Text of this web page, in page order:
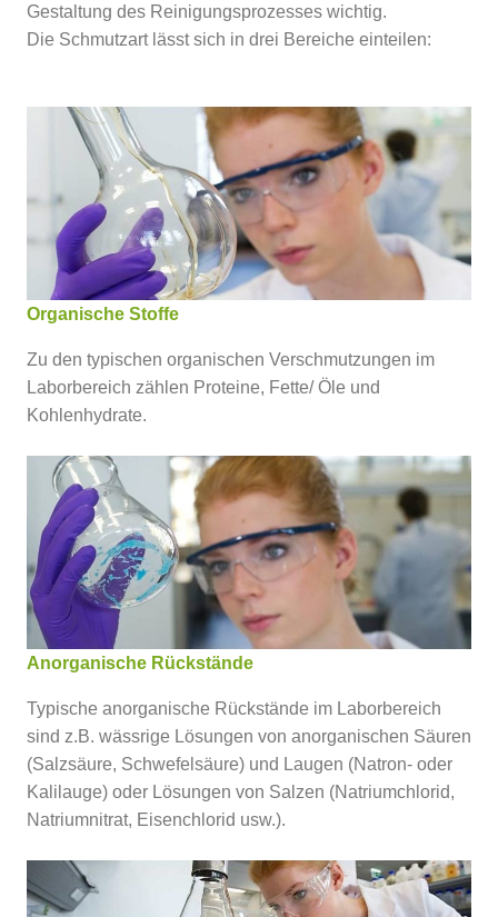
Gestaltung des Reinigungsprozesses wichtig.
Die Schmutzart lässt sich in drei Bereiche einteilen:
Organische Stoffe
Zu den typischen organischen Verschmutzungen im
Laborbereich zählen Proteine, Fette/ Öle und
Kohlenhydrate.
Anorganische Rückstände
Typische anorganische Rückstände im Laborbereich
sind z.B. wässrige Lösungen von anorganischen Säuren
(Salzsäure, Schwefelsäure) und Laugen (Natron- oder
Kalilauge) oder Lösungen von Salzen (Natriumchlorid,
Natriumnitrat, Eisenchlorid usw.).